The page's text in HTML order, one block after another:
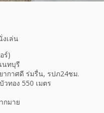
งเล่น
ร์)
นทบุรี
ากาศดี ร่มรื่น, รปภ24ชม.
วทอง 550 เมตร
กมาย